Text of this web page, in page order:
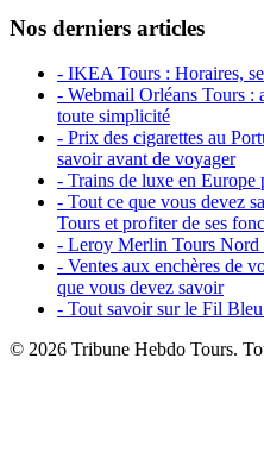
Nos derniers articles
- IKEA Tours : Horaires,
- Webmail Orléans Tours :
toute simplicité
- Prix des cigarettes au
savoir avant de voyager
- Trains de luxe en
- Tout ce que vous devez
Tours et profiter de ses
- Leroy Merlin Tours Nord
- Ventes aux enchères de
que vous devez savoir
- Tout savoir sur le Fil
© 2026 Tribune Hebdo Tours.